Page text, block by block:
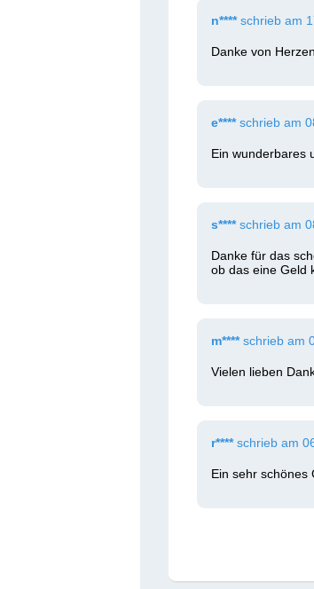
n****schrieb am
Danke von
e****schrieb am
Ein wunderbares
s****schrieb am
Danke für das
ob das eine Geld
m****schrieb am
Vielen lieben
r****schrieb am
Ein sehr schönes